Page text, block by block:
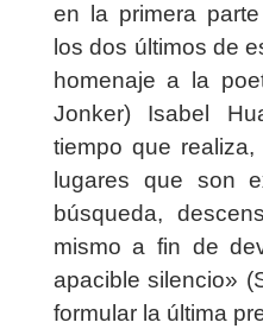
en la primera
los dos últimos de
homenaje a la
Jonker) Isabel
tiempo que
lugares que son
búsqueda,
mismo a fin de
apacible silencio»
formular la última